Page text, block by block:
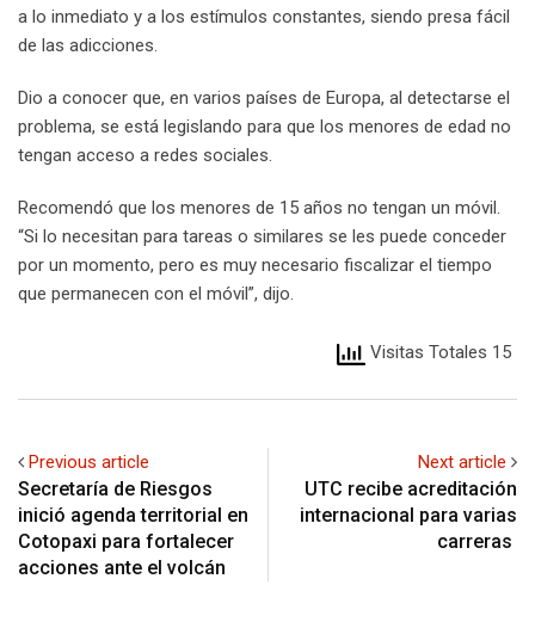
a lo inmediato y a los estímulos constantes, siendo presa fácil
de las adicciones.
Dio a conocer que, en varios países de Europa, al detectarse el
problema, se está legislando para que los menores de edad no
tengan acceso a redes sociales.
Recomendó que los menores de 15 años no tengan un móvil.
“Si lo necesitan para tareas o similares se les puede conceder
por un momento, pero es muy necesario fiscalizar el tiempo
que permanecen con el móvil”, dijo.
Visitas Totales 15
Previous article
Secretaría de Riesgos
inició agenda territorial en
Cotopaxi para fortalecer
acciones ante el volcán
Next article
UTC recibe acreditación
internacional para varias
carreras